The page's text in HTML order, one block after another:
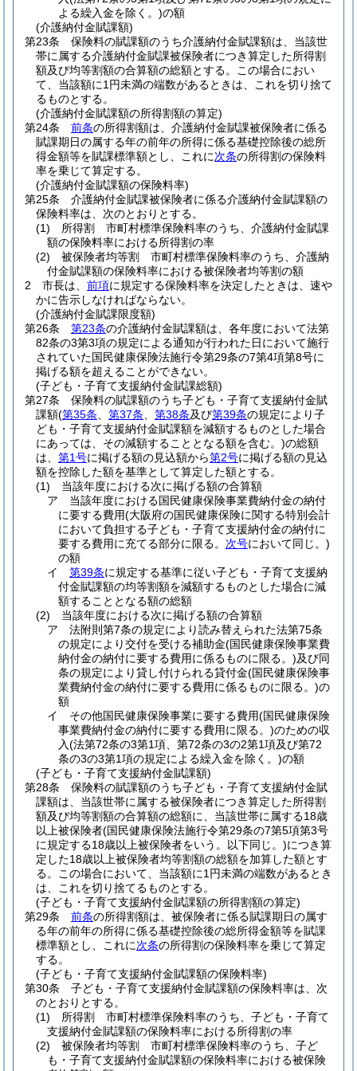
よる繰入金を除く。)の額
(介護納付金賦課額)
第23条
保険料の賦課額のうち介護納付金賦課額は、当該世
帯に属する介護納付金賦課被保険者につき算定した所得割
額及び均等割額の合算額の総額とする。
この場合におい
て、当該額に1円未満の端数があるときは、これを切り捨て
るものとする。
(介護納付金賦課額の所得割額の算定)
第24条
前条の所得割額は、介護納付金賦課被保険者に係る
賦課期日の属する年の前年の所得に係る基礎控除後の総所
得金額等を賦課標準額とし、これに次条の所得割の保険料
率を乗じて算定する。
(介護納付金賦課額の保険料率)
第25条
介護納付金賦課被保険者に係る介護納付金賦課額の
保険料率は、次のとおりとする。
(1)
所得割 市町村標準保険料率のうち、介護納付金賦課
額の保険料率における所得割の率
(2)
被保険者均等割 市町村標準保険料率のうち、介護納
付金賦課額の保険料率における被保険者均等割の額
2
市長は、 前項に規定する保険料率を決定したときは、速や
かに告示しなければならない。
(介護納付金賦課限度額)
第26条
第23条の介護納付金賦課額は、各年度において法第
82条の3第3項の規定による通知が行われた日において施行
されていた国民健康保険法施行令第29条の7第4項第8号に
掲げる額を超えることができない。
(子ども・子育て支援納付金賦課総額)
第27条
保険料の賦課額のうち子ども・子育て支援納付金賦
課額(第35条 第37条 第38条及び第39条の規定により子
ども・子育て支援納付金賦課額を減額するものとした場合
にあっては、その減額することとなる額を含む。)の総額
は、 第1号に掲げる額の見込額から第2号に掲げる額の見込
額を控除した額を基準として算定した額とする。
(1)
当該年度における次に掲げる額の合算額
ア
当該年度における国民健康保険事業費納付金の納付
に要する費用(大阪府の国民健康保険に関する特別会計
において負担する子ども・子育て支援納付金の納付に
要する費用に充てる部分に限る。 次号において同じ。)
の額
イ
第39条に規定する基準に従い子ども・子育て支援納
付金賦課額の均等割額を減額するものとした場合に減
額することとなる額の総額
(2)
当該年度における次に掲げる額の合算額
ア
法附則第7条の規定により読み替えられた法第75条
の規定により交付を受ける補助金(国民健康保険事業費
納付金の納付に要する費用に係るものに限る。)及び同
条の規定により貸し付けられる貸付金(国民健康保険事
業費納付金の納付に要する費用に係るものに限る。)の
額
イ
その他国民健康保険事業に要する費用(国民健康保険
事業費納付金の納付に要する費用に限る。)のための収
入(法第72条の3第1項、第72条の3の2第1項及び第72
条の3の3第1項の規定による繰入金を除く。)の額
(子ども・子育て支援納付金賦課額)
第28条
保険料の賦課額のうち子ども・子育て支援納付金賦
課額は、当該世帯に属する被保険者につき算定した所得割
額及び均等割額の合算額の総額に、当該世帯に属する18歳
以上被保険者(国民健康保険法施行令第29条の7第5項第3号
に規定する18歳以上被保険者をいう。以下同じ。)につき算
定した18歳以上被保険者均等割額の総額を加算した額とす
る。
この場合において、当該額に1円未満の端数があるとき
は、これを切り捨てるものとする。
(子ども・子育て支援納付金賦課額の所得割額の算定)
第29条
前条の所得割額は、被保険者に係る賦課期日の属す
る年の前年の所得に係る基礎控除後の総所得金額等を賦課
標準額とし、これに次条の所得割の保険料率を乗じて算定
する。
(子ども・子育て支援納付金賦課額の保険料率)
第30条
子ども・子育て支援納付金賦課額の保険料率は、次
のとおりとする。
(1)
所得割 市町村標準保険料率のうち、子ども・子育て
支援納付金賦課額の保険料率における所得割の率
(2)
被保険者均等割 市町村標準保険料率のうち、子ど
も・子育て支援納付金賦課額の保険料率における被保険